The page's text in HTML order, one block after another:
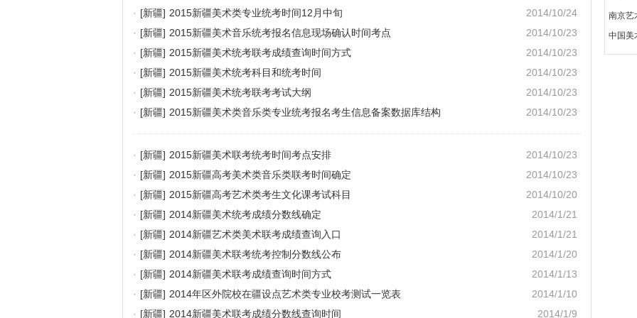
2014/10/24
· [新疆] 2015新疆美术类专业统考时间12月中旬
2014/10/23
· [新疆] 2015新疆美术音乐统考报名信息现场确认时间考点
2014/10/23
· [新疆] 2015新疆美术统考联考成绩查询时间方式
2014/10/23
· [新疆] 2015新疆美术统考科目和统考时间
2014/10/23
· [新疆] 2015新疆美术统考联考考试大纲
2014/10/23
· [新疆] 2015新疆美术类音乐类专业统考报名考生信息备案数据库结构
2014/10/23
· [新疆] 2015新疆美术联考统考时间考点安排
2014/10/23
· [新疆] 2015新疆高考美术类音乐类联考时间确定
2014/10/20
· [新疆] 2015新疆高考艺术类考生文化课考试科目
2014/1/21
· [新疆] 2014新疆美术统考成绩分数线确定
2014/1/21
· [新疆] 2014新疆艺术类美术联考成绩查询入口
2014/1/20
· [新疆] 2014新疆美术联考统考控制分数线公布
2014/1/13
· [新疆] 2014新疆美术联考成绩查询时间方式
2014/1/10
· [新疆] 2014年区外院校在疆设点艺术类专业校考测试一览表
2014/1/9
· [新疆] 2014新疆美术联考成绩分数线查询时间
南京艺
中国美